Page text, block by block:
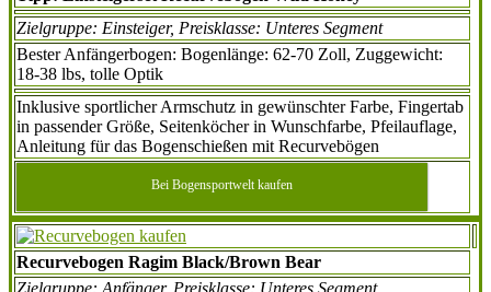
Zielgruppe: Einsteiger, Preisklasse: Unteres Segment
Bester Anfängerbogen: Bogenlänge: 62-70 Zoll, Zuggewicht:
18-38 lbs, tolle Optik
Inklusive sportlicher Armschutz in gewünschter Farbe, Fingertab
in passender Größe, Seitenköcher in Wunschfarbe, Pfeilauflage,
Anleitung für das Bogenschießen mit Recurvebögen
Bei Bogensportwelt kaufen
Recurvebogen Ragim Black/Brown Bear